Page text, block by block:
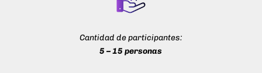
Cantidad de participantes:
5 – 15 personas